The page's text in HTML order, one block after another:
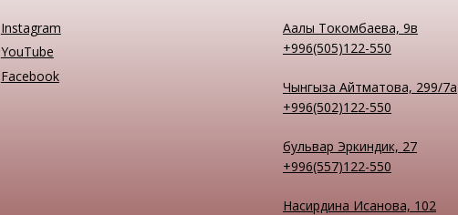
Instagram
YouTube
Facebook
Аалы Токомбаева, 9в
+996(505)122-550
Чынгыза Айтматова, 299/7а
+996(502)122-550
бульвар Эркиндик, 27
+996(557)122-550
Насирдина Исанова, 102